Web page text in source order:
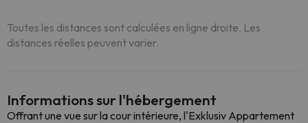
Toutes les distances sont calculées en ligne droite. Les
distances réelles peuvent varier.
Informations sur l'hébergement
Offrant une vue sur la cour intérieure, l'Exklusiv Appartement